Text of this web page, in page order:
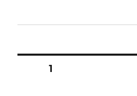
Pagination
PAGE1